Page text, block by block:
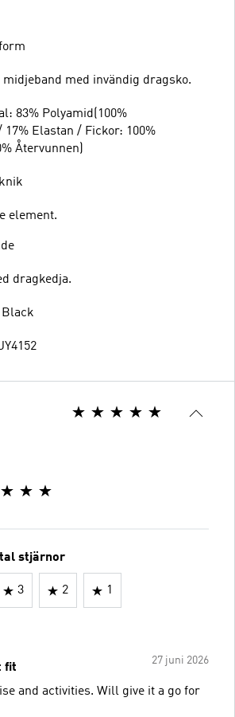
med invändig dragsko.
83% Polyamid(100%
17% Elastan / Fickor: 100%
Återvunnen)
element.
dragkedja.
stjärnor
3 2 1
27 juni 2026
fit
and activities. Will give it a go for